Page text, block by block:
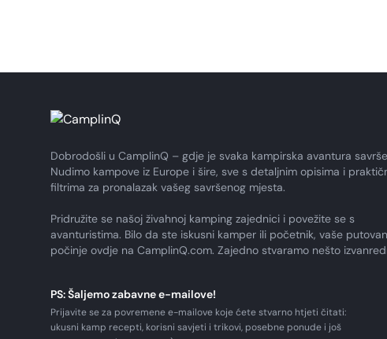
Dobrodošli u CamplinQ – gdje je svaka kampirska avantura
Nudimo kampove iz Europe i šire, sve s detaljnim opisima i
filtrima za pronalazak vašeg savršenog mjesta.
Pridružite se našoj živahnoj kamping zajednici i povežite se s
avanturistima. Bilo da ste iskusni kamper ili početnik, vaše
počinje ovdje na CamplinQ.com. Zajedno stvaramo nešto
PS: Šaljemo zabavne e-mailove!
Prijavite se za povremene e-mailove koje ćete stvarno htjeti čitati:
ukusni kamp recepti, korisni savjeti i trikovi, posebne ponude i još